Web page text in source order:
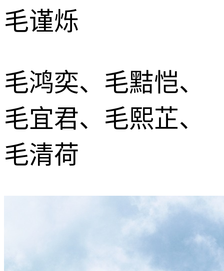
毛谨烁
毛鸿奕、毛黠恺、
毛宜君、毛熙芷、
毛清荷